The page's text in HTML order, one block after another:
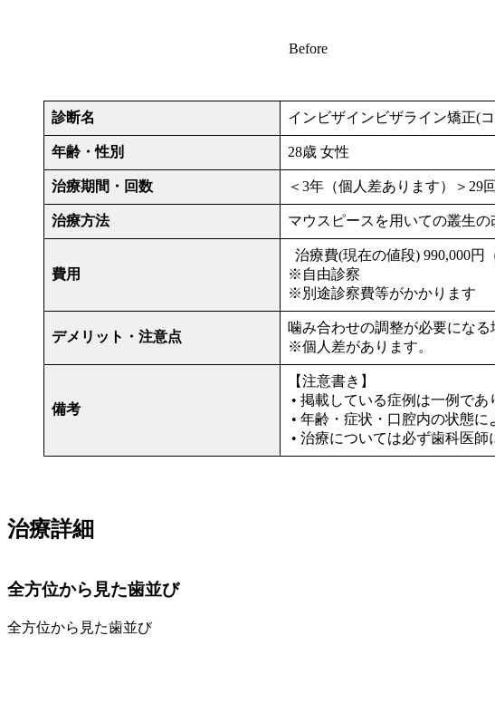
Before
診断名 インビザインビザライン矯正(
年齢・性別 28歳 女性
治療期間・回数 ＜3年（個人差あります）＞29回
治療方法 マウスピースを用いての叢生
費用
治療費(現在の値段) 990,000円
※自由診察
※別途診察費等がかかります
デメリット・注意点
噛み合わせの調整が必要になる
※個人差があります。
備考
【注意書き】
• 掲載している症例は一例で
• 年齢・症状・口腔内の状態に
• 治療については必ず歯科医
治療詳細
全方位から見た歯並び
全方位から見た歯並び